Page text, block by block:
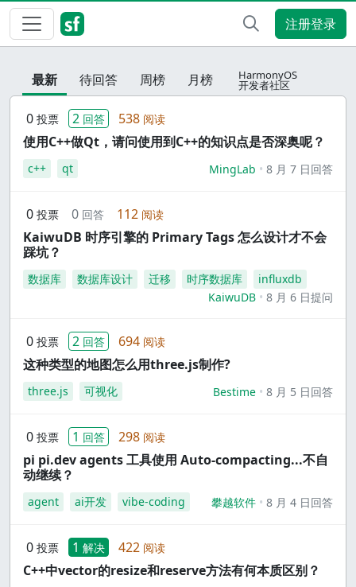
注册登录
最新 待回答 周榜 月榜 HarmonyOS
开发者社区
0 投票 2 回答 538 阅读
使用C++做Qt，请问使用到C++的知识点是否深奥呢？
c++ qt MingLab 8 月 7 日回答
0 投票 0 回答 112 阅读
KaiwuDB 时序引擎的 Primary Tags 怎么设计才不会
踩坑？
数据库 数据库设计 迁移 时序数据库
influxdb
KaiwuDB
8 月 6 日提问
0 投票 2 回答 694 阅读
这种类型的地图怎么用three.js制作?
three.js 可视化 Bestime 8 月 5 日回答
0 投票 1 回答 298 阅读
pi pi.dev agents 工具使用 Auto-compacting...不自
动继续？
agent ai开发 vibe-coding 攀越软件 8 月 4 日回答
0 投票 1 解决 422 阅读
C++中vector的resize和reserve方法有何本质区别？